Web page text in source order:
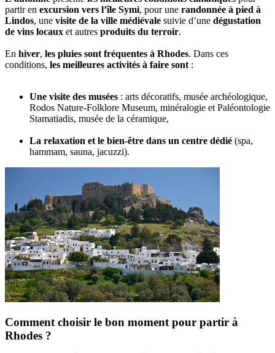
partir en excursion vers l’île Symi, pour une randonnée à pied à
Lindos, une visite de la ville médiévale suivie d’une dégustation
de vins locaux et autres produits du terroir.
En hiver, les pluies sont fréquentes à Rhodes. Dans ces
conditions, les meilleures activités à faire sont :
Une visite des musées : arts décoratifs, musée archéologique,
Rodos Nature-Folklore Museum, minéralogie et Paléontologie
Stamatiadis, musée de la céramique,
La relaxation et le bien-être dans un centre dédié (spa,
hammam, sauna, jacuzzi).
Comment choisir le bon moment pour partir à
Rhodes ?